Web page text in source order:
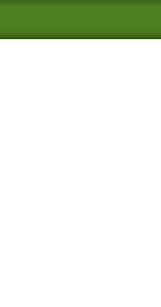
ール配信を登録す